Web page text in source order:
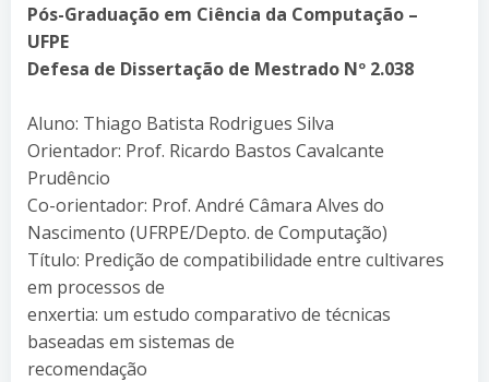
Pós-Graduação em Ciência da Computação –
UFPE
Defesa de Dissertação de Mestrado Nº 2.038
Aluno: Thiago Batista Rodrigues Silva
Orientador: Prof. Ricardo Bastos Cavalcante
Prudêncio
Co-orientador: Prof. André Câmara Alves do
Nascimento (UFRPE/Depto. de Computação)
Título: Predição de compatibilidade entre cultivares
em processos de
enxertia: um estudo comparativo de técnicas
baseadas em sistemas de
recomendação